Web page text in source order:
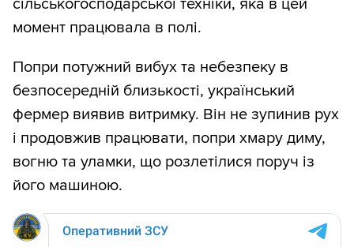
момент працювала в полі.
Попри потужний вибух та небезпеку в
безпосередній близькості, український
фермер виявив витримку. Він не зупинив рух
і продовжив працювати, попри хмару диму,
вогню та уламки, що розлетілися поруч із
його машиною.